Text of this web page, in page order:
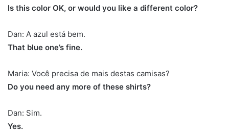
Is this color OK, or would you like a different color?
Dan: A azul está bem.
That blue one’s fine.
Maria: Você precisa de mais destas camisas?
Do you need any more of these shirts?
Dan: Sim.
Yes.